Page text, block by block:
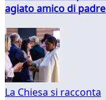
agiato amico di
La Chiesa si racconta